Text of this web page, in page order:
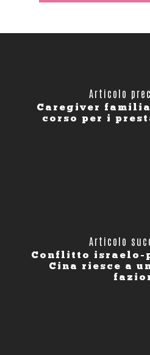
Articolo
Caregiver
corso per i
Articolo
Conflitto israelo-
Cina riesce a